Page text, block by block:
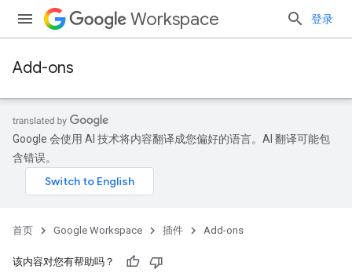
Workspace 登录
Add-ons
Google 会使用 AI 技术将内容翻译成您偏好的语言。AI 翻译可能包
含错误。
首页 Google Workspace 插件 Add-ons
该内容对您有帮助吗？